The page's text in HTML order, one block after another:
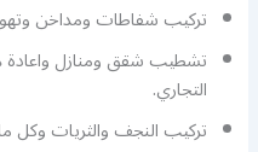
تركيب شفاطات ومداخن
تشطيب شقق ومنازل واعادة
التجاري.
تركيب النجف والثريات وكل